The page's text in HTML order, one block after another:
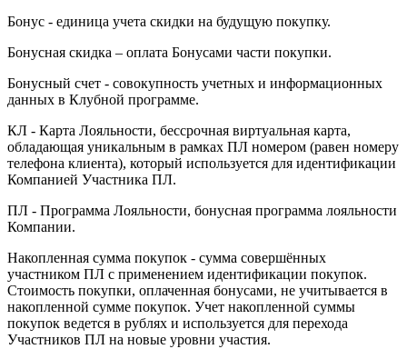
Бонус - единица учета скидки на будущую покупку.
Бонусная скидка – оплата Бонусами части покупки.
Бонусный счет - совокупность учетных и информационных
данных в Клубной программе.
КЛ - Карта Лояльности, бессрочная виртуальная карта,
обладающая уникальным в рамках ПЛ номером (равен номеру
телефона клиента), который используется для идентификации
Компанией Участника ПЛ.
ПЛ - Программа Лояльности, бонусная программа лояльности
Компании.
Накопленная сумма покупок - сумма совершённых
участником ПЛ с применением идентификации покупок.
Стоимость покупки, оплаченная бонусами, не учитывается в
накопленной сумме покупок. Учет накопленной суммы
покупок ведется в рублях и используется для перехода
Участников ПЛ на новые уровни участия.